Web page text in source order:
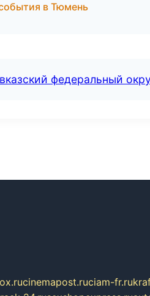
в Тюмень
федеральный
cinemapost.ruciam-fr.ru